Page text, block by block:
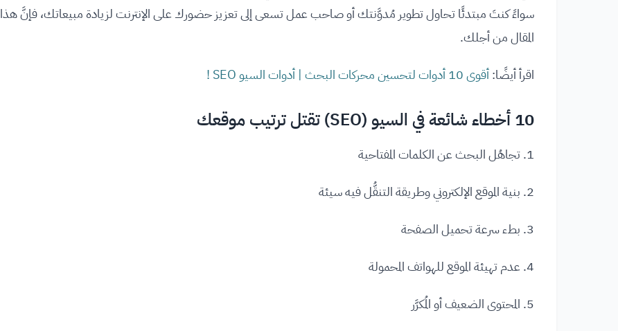
سواءً كنتَ مبتدئًا تحاول تطوير مُدوَّنتك أو صاحب عمل تسعى إلى تعزيز حضورك على الإنترنت لزيادة مبيعاتك، فإنَّ هذا
المقال من أجلك.
اقرأ أيضًا:أقوى 10 أدوات لتحسين محركات البحث | أدوات السيو SEO !
10 أخطاء شائعة في السيو (SEO) تقتل ترتيب موقعك
1. تجاهُل البحث عن الكلمات المفتاحية
2. بنية الموقع الإلكتروني وطريقة التنقُّل فيه سيئة
3. بطء سرعة تحميل الصفحة
4. عدم تهيئة الموقع للهواتف المحمولة
5. المحتوى الضعيف أو المُكرَّر